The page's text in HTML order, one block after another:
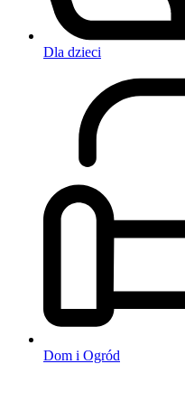
Dla dzieci
Dom i Ogród